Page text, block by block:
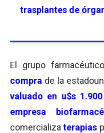
trasplantes de
El grupo
compra de la
valuado en u$s
empresa
comercializa terapias